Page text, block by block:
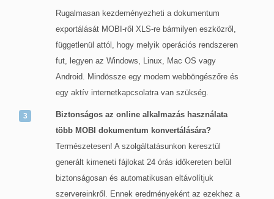
Rugalmasan kezdeményezheti a dokumentum
exportálását MOBI-ről XLS-re bármilyen eszközről,
függetlenül attól, hogy melyik operációs rendszeren
fut, legyen az Windows, Linux, Mac OS vagy
Android. Mindössze egy modern webböngészőre és
egy aktív internetkapcsolatra van szükség.
Biztonságos az online alkalmazás használata
több MOBI dokumentum konvertálására?
Természetesen! A szolgáltatásunkon keresztül
generált kimeneti fájlokat 24 órás időkereten belül
biztonságosan és automatikusan eltávolítjuk
szervereinkről. Ennek eredményeként az ezekhez a